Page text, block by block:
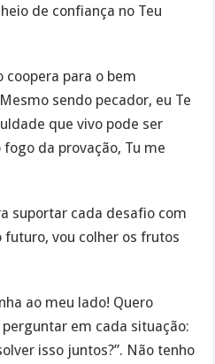
de confiança no Teu
coopera para o bem
sendo pecador, eu Te
que vivo pode ser
da provação, Tu me
suportar cada desafio com
futuro, vou colher os frutos
ao meu lado! Quero
em cada situação:
isso juntos?”. Não tenho